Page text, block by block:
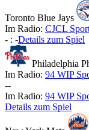
Toronto Blue Jays
Im Radio: CJCL
- : -Details zum Spiel
Philadelphia
Im Radio: 94 WIP
--
Im Radio: 94 WIP
Details zum Spiel